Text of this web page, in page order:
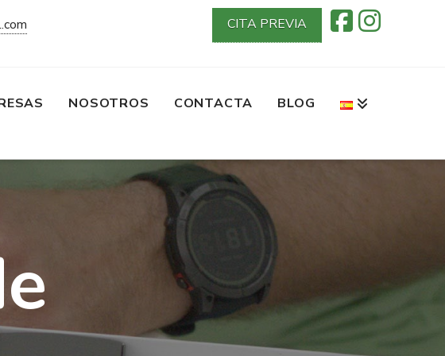
CITA PREVIA
NOSOTROS CONTACTA BLOG